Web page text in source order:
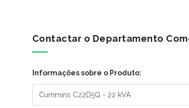
Contactar o Departamento
Informações sobre o Produto: